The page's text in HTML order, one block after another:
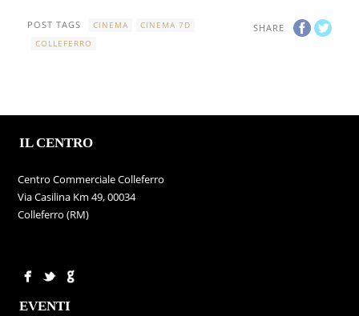
SHARE
POST TAGS CINEMA
CINEMA 7D
COLLEFERRO
IL CENTRO
Centro Commerciale Colleferro
Via Casilina Km 49, 00034
Colleferro (RM)
EVENTI